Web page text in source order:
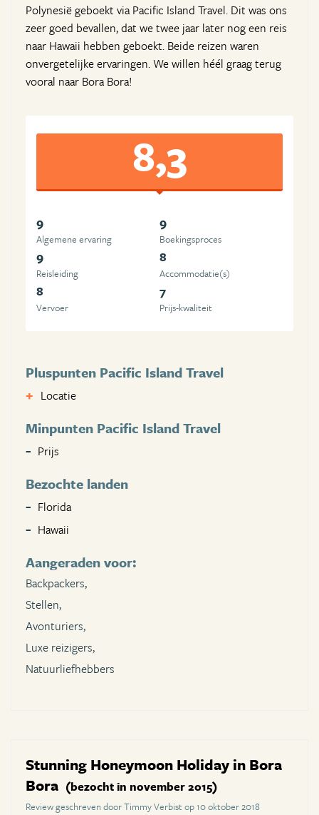
Polynesië geboekt via Pacific Island Travel. Dit was ons
zeer goed bevallen, dat we twee jaar later nog een reis
naar Hawaii hebben geboekt. Beide reizen waren
onvergetelijke ervaringen. We willen héél graag terug
vooral naar Bora Bora!
8,3
9
Algemene ervaring
9
Boekingsproces
9
Reisleiding
8
Accommodatie(s)
8
Vervoer
7
Prijs-kwaliteit
Pluspunten Pacific Island Travel
Locatie
Minpunten Pacific Island Travel
Prijs
Bezochte landen
Florida
Hawaii
Aangeraden voor:
Backpackers,
Stellen,
Avonturiers,
Luxe reizigers,
Natuurliefhebbers
Stunning Honeymoon Holiday in Bora
Bora (bezocht in november 2015)
Review geschreven door Timmy Verbist op 10 oktober 2018